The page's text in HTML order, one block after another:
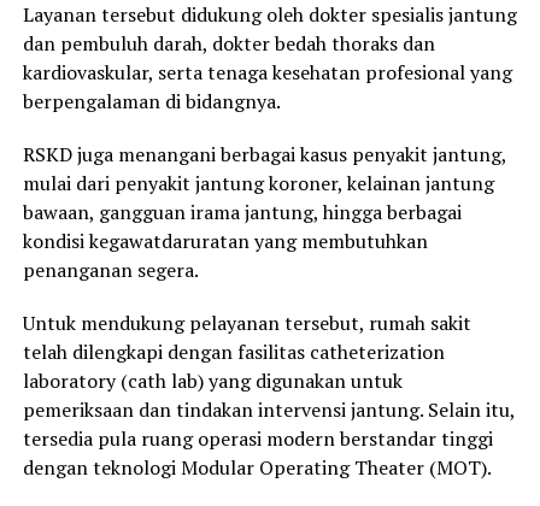
Layanan tersebut didukung oleh dokter spesialis jantung
dan pembuluh darah, dokter bedah thoraks dan
kardiovaskular, serta tenaga kesehatan profesional yang
berpengalaman di bidangnya.
RSKD juga menangani berbagai kasus penyakit jantung,
mulai dari penyakit jantung koroner, kelainan jantung
bawaan, gangguan irama jantung, hingga berbagai
kondisi kegawatdaruratan yang membutuhkan
penanganan segera.
Untuk mendukung pelayanan tersebut, rumah sakit
telah dilengkapi dengan fasilitas catheterization
laboratory (cath lab) yang digunakan untuk
pemeriksaan dan tindakan intervensi jantung. Selain itu,
tersedia pula ruang operasi modern berstandar tinggi
dengan teknologi Modular Operating Theater (MOT).